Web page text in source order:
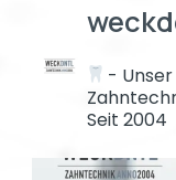
-
Seit 2004